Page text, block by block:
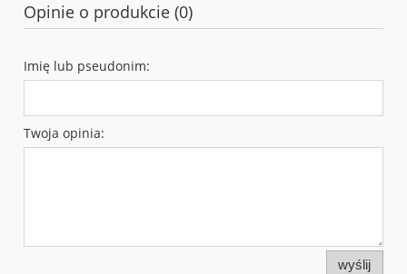
Opinie o produkcie (0)
Imię lub pseudonim:
Twoja opinia:
wyślij